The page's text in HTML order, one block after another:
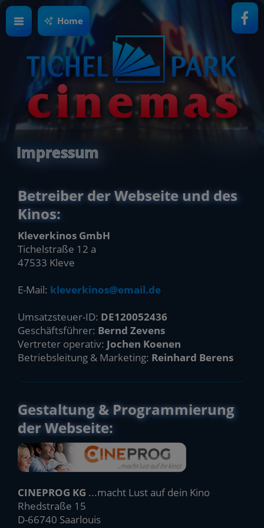
Home
Impressum
Betreiber der Webseite und des
Kinos:
Kleverkinos GmbH
Tichelstraße 12 a
47533 Kleve
E-Mail: kleverkinos@email.de
Umsatzsteuer-ID: DE120052436
Geschäftsführer: Bernd Zevens
Vertreter operativ: Jochen Koenen
Betriebsleitung & Marketing: Reinhard Berens
Gestaltung & Programmierung
der Webseite:
CINEPROG KG ...macht Lust auf dein Kino
Rhedstraße 15
D-66740 Saarlouis